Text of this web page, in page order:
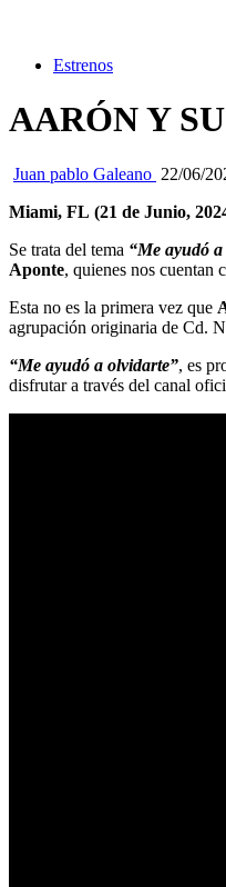
Estrenos
AARÓN Y
Juan pablo Galeano 22/06/
Miami, FL (21 de Junio,
Se trata del tema “Me ayudó
Aponte, quienes nos cuentan
Esta no es la primera vez que
agrupación originaria de Cd.
“Me ayudó a olvidarte”, es
disfrutar a través del canal